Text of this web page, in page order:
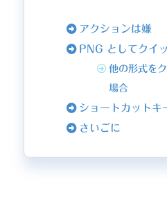
アクションは嫌
PNG としてクイ
他の形式を
場合
ショートカットキ
さいごに